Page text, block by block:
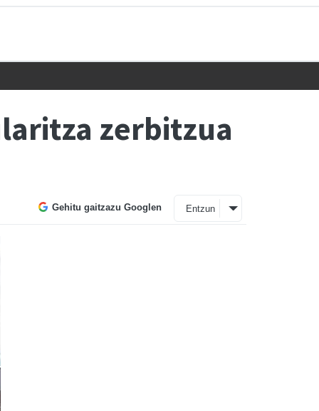
zerbitzua
Gehitu gaitzazu Googlen Entzun